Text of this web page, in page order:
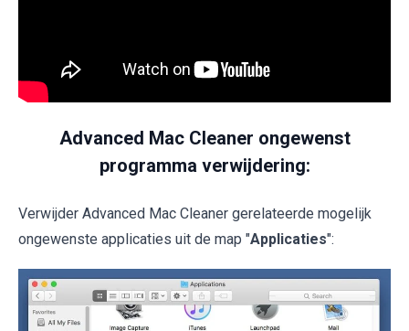
Advanced Mac Cleaner ongewenst
programma verwijdering:
Verwijder Advanced Mac Cleaner gerelateerde mogelijk
ongewenste applicaties uit de map "Applicaties":